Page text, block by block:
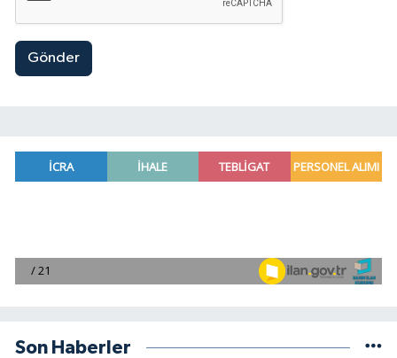
Gönder
Son Haberler